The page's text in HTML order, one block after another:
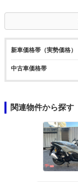
新車価格帯（実勢価格）
中古車価格帯
関連物件から探す